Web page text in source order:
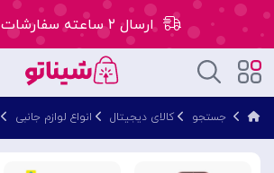
ارسال ۲ ساعته سفارشات تهران
۵۰ هزار تومان تخفیف اولین سفارش کد: WLC
ارسال ۲ ساعته سفارشات تهران جستجو کالای دیجیتال انواع لوازم جانبی